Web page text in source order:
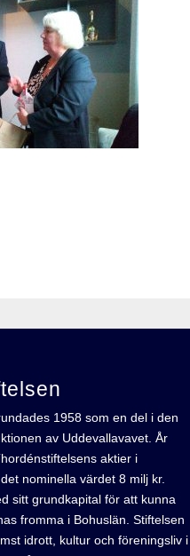
1958 som en del i den
av Uddevallavavet. År
aktier i
nominella värdet 8 milj kr.
sitt grundkapital för att kunna
fromma i Bohuslän. Stiftelsen
idrott, kultur och föreningsliv i